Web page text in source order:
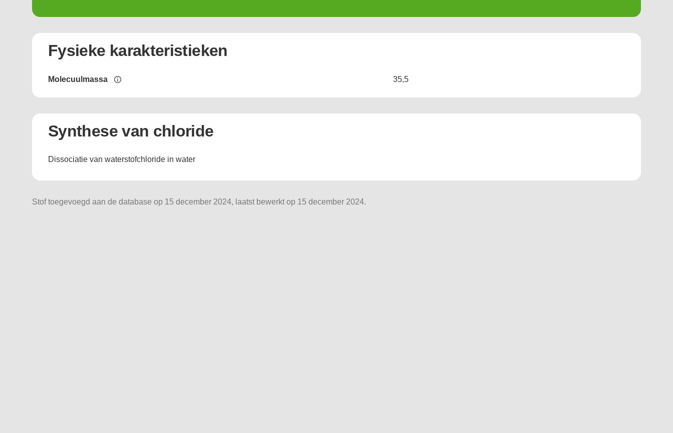
Fysieke karakteristieken
Molecuulmassa 35,5
Synthese van chloride
Dissociatie van waterstofchloride in water
Stof toegevoegd aan de database op 15 december 2024, laatst bewerkt op 15 december 2024.